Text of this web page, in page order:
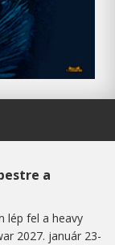
a
lép fel a heavy
2027. január 23-